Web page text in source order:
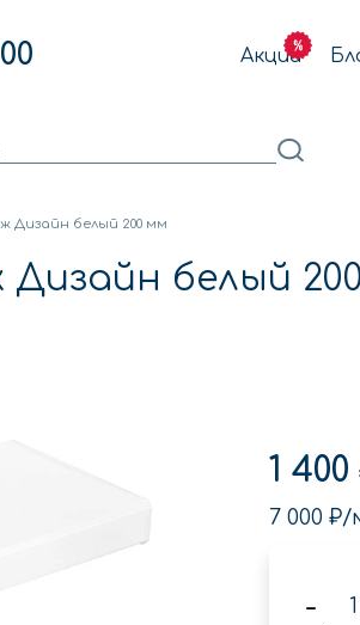
Акции
Дизайн белый 200 мм
белый
1 400
7 000 ₽/
-